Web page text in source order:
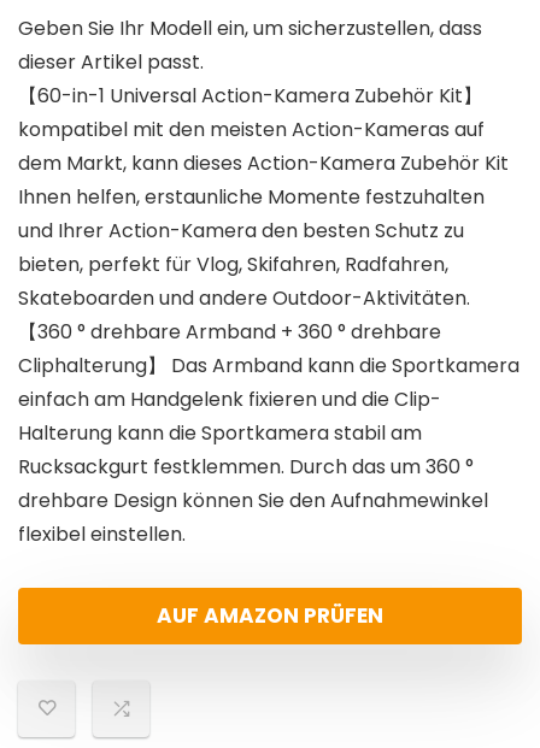
Geben Sie Ihr Modell ein, um sicherzustellen, dass
dieser Artikel passt.
【60-in-1 Universal Action-Kamera Zubehör Kit】
kompatibel mit den meisten Action-Kameras auf
dem Markt, kann dieses Action-Kamera Zubehör Kit
Ihnen helfen, erstaunliche Momente festzuhalten
und Ihrer Action-Kamera den besten Schutz zu
bieten, perfekt für Vlog, Skifahren, Radfahren,
Skateboarden und andere Outdoor-Aktivitäten.
【360 ° drehbare Armband + 360 ° drehbare
Cliphalterung】 Das Armband kann die Sportkamera
einfach am Handgelenk fixieren und die Clip-
Halterung kann die Sportkamera stabil am
Rucksackgurt festklemmen. Durch das um 360 °
drehbare Design können Sie den Aufnahmewinkel
flexibel einstellen.
AUF AMAZON PRÜFEN